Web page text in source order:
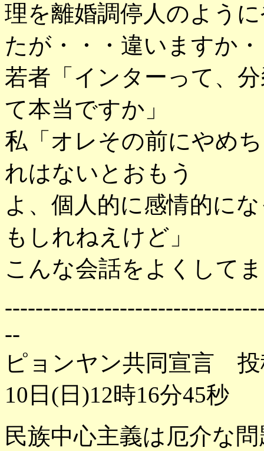
理を離婚調停人のよう
たが・・・違いますか
若者「インターって、
て本当ですか」
私「オレその前にやめ
れはないとおもう
よ、個人的に感情的に
もしれねえけど」
こんな会話をよくして
--
ピョンヤン共同宣言
10日(日)12時16分45秒
民族中心主義は厄介な